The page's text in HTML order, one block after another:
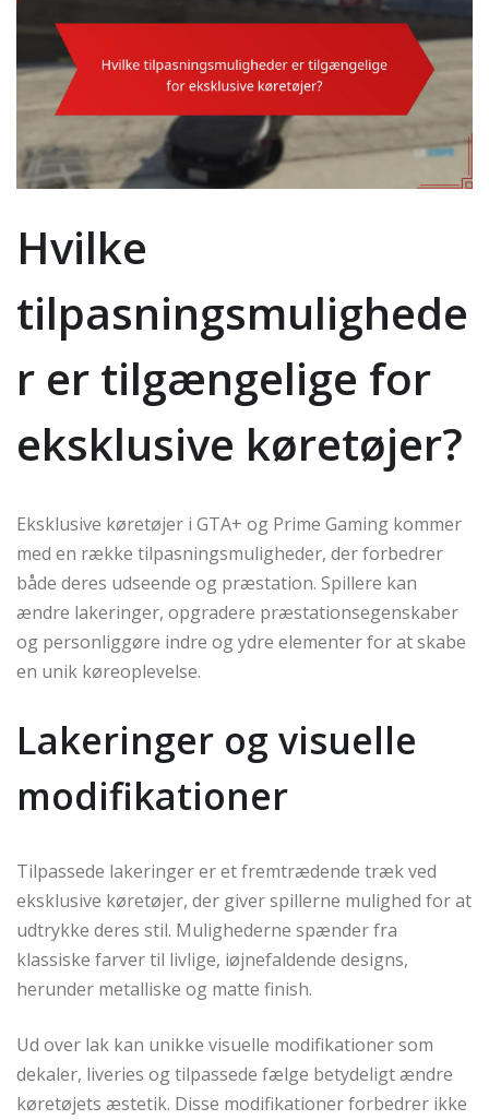
Hvilke
tilpasningsmulighede
r er tilgængelige for
eksklusive køretøjer?
Eksklusive køretøjer i GTA+ og Prime Gaming kommer
med en række tilpasningsmuligheder, der forbedrer
både deres udseende og præstation. Spillere kan
ændre lakeringer, opgradere præstationsegenskaber
og personliggøre indre og ydre elementer for at skabe
en unik køreoplevelse.
Lakeringer og visuelle
modifikationer
Tilpassede lakeringer er et fremtrædende træk ved
eksklusive køretøjer, der giver spillerne mulighed for at
udtrykke deres stil. Mulighederne spænder fra
klassiske farver til livlige, iøjnefaldende designs,
herunder metalliske og matte finish.
Ud over lak kan unikke visuelle modifikationer som
dekaler, liveries og tilpassede fælge betydeligt ændre
køretøjets æstetik. Disse modifikationer forbedrer ikke